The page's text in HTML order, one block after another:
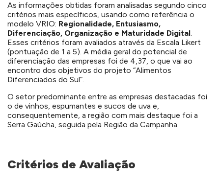
As informações obtidas foram analisadas segundo cinco
critérios mais específicos, usando como referência o
modelo VRIO: Regionalidade, Entusiasmo,
Diferenciação, Organização e Maturidade Digital.
Esses critérios foram avaliados através da Escala Likert
(pontuação de 1 a 5). A média geral do potencial de
diferenciação das empresas foi de 4,37, o que vai ao
encontro dos objetivos do projeto “Alimentos
Diferenciados do Sul”.
O setor predominante entre as empresas destacadas foi
o de vinhos, espumantes e sucos de uva e,
consequentemente, a região com mais destaque foi a
Serra Gaúcha, seguida pela Região da Campanha.
Critérios de Avaliação